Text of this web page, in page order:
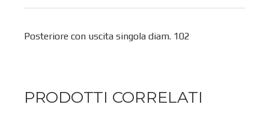
Posteriore con uscita singola diam. 102
PRODOTTI CORRELATI